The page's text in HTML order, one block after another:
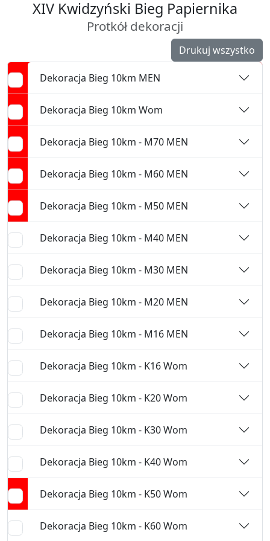
XIV Kwidzyński Bieg Papiernika
Protkół dekoracji
Drukuj wszystko
Dekoracja Bieg 10km MEN
Dekoracja Bieg 10km Wom
Dekoracja Bieg 10km - M70 MEN
Dekoracja Bieg 10km - M60 MEN
Dekoracja Bieg 10km - M50 MEN
Dekoracja Bieg 10km - M40 MEN
Dekoracja Bieg 10km - M30 MEN
Dekoracja Bieg 10km - M20 MEN
Dekoracja Bieg 10km - M16 MEN
Dekoracja Bieg 10km - K16 Wom
Dekoracja Bieg 10km - K20 Wom
Dekoracja Bieg 10km - K30 Wom
Dekoracja Bieg 10km - K40 Wom
Dekoracja Bieg 10km - K50 Wom
Dekoracja Bieg 10km - K60 Wom